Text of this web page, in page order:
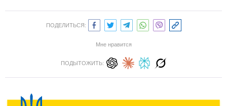
ПОДЕЛИТЬСЯ:
Мне нравится
ПОДЫТОЖИТЬ: